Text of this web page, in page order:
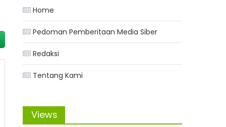
Home
Pedoman Pemberitaan Media Siber
Redaksi
Tentang Kami
Views